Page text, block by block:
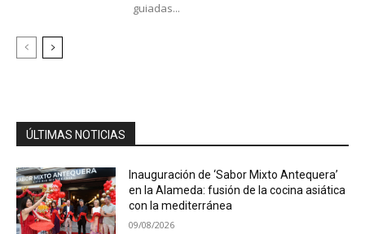
guiadas...
ÚLTIMAS NOTICIAS
Inauguración de ‘Sabor Mixto Antequera’
en la Alameda: fusión de la cocina asiática
con la mediterránea
09/08/2026